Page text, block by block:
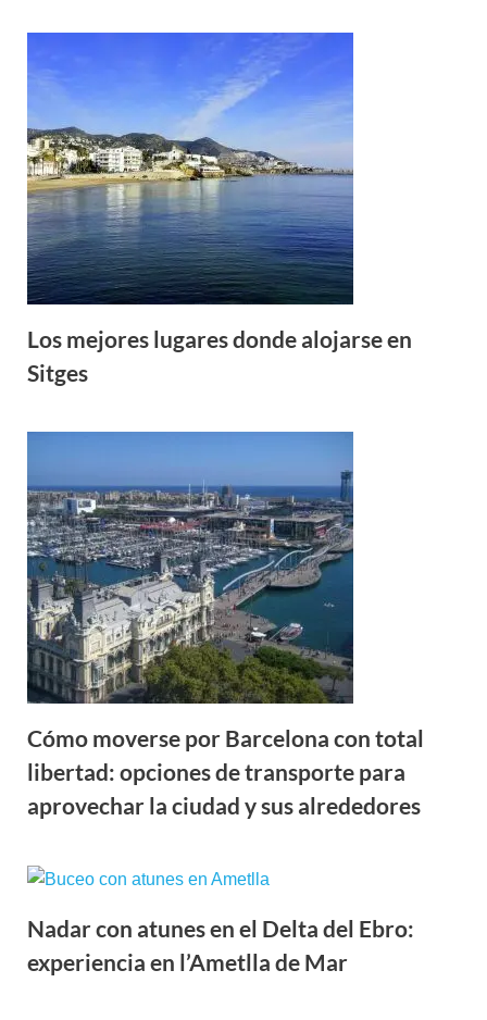
Los mejores lugares donde alojarse en
Sitges
Cómo moverse por Barcelona con total
libertad: opciones de transporte para
aprovechar la ciudad y sus alrededores
Nadar con atunes en el Delta del Ebro:
experiencia en l’Ametlla de Mar